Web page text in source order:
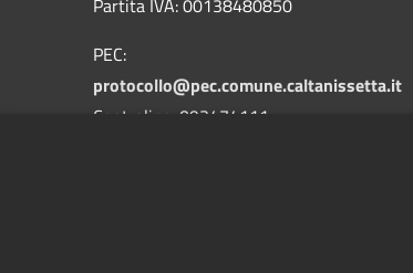
Partita IVA: 00138480850
PEC:
protocollo@pec.comune.caltanissetta.it
Centralino: 093474111